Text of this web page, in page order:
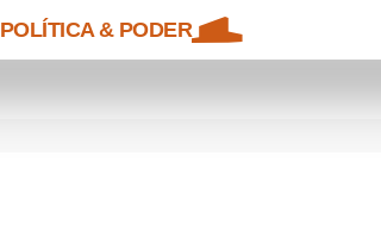
POLÍTICA & PODER